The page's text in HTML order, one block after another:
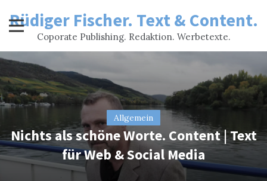
content
Rüdiger Fischer. Text & Content.
Coporate Publishing. Redaktion. Werbetexte.
Allgemein
Nichts als schöne Worte. Content | Text
für Web & Social Media
Kritik
Familie in der Fashion Anzeige
Referenzen
Redaktionelle Beiträge für
Kundenmagazine